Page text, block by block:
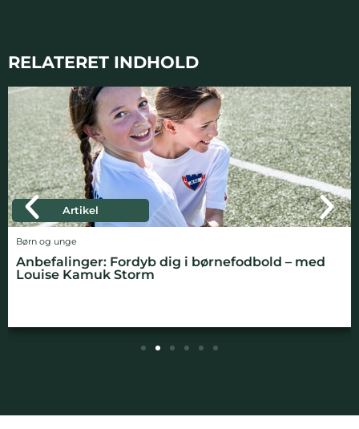
RELATERET INDHOLD
Artikel
Børn og unge
Anbefalinger: Fordyb dig i børnefodbold – med
Louise Kamuk Storm